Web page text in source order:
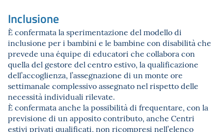
Inclusione
È confermata la sperimentazione del modello di
inclusione per i bambini e le bambine con disabilità che
prevede una équipe di educatori che collabora con
quella del gestore del centro estivo, la qualificazione
dell’accoglienza, l’assegnazione di un monte ore
settimanale complessivo assegnato nel rispetto delle
necessità individuali rilevate.
È confermata anche la possibilità di frequentare, con la
previsione di un apposito contributo, anche Centri
estivi privati qualificati, non ricompresi nell’elenco